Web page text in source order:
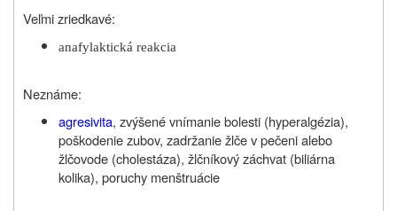
Veľmi zriedkavé:
anafylaktická reakcia
Neznáme:
agresivita, zvýšené vnímanie bolesti (hyperalgézia),
poškodenie zubov, zadržanie žlče v pečeni alebo
žlčovode (cholestáza), žlčníkový záchvat (biliárna
kolika), poruchy menštruácie